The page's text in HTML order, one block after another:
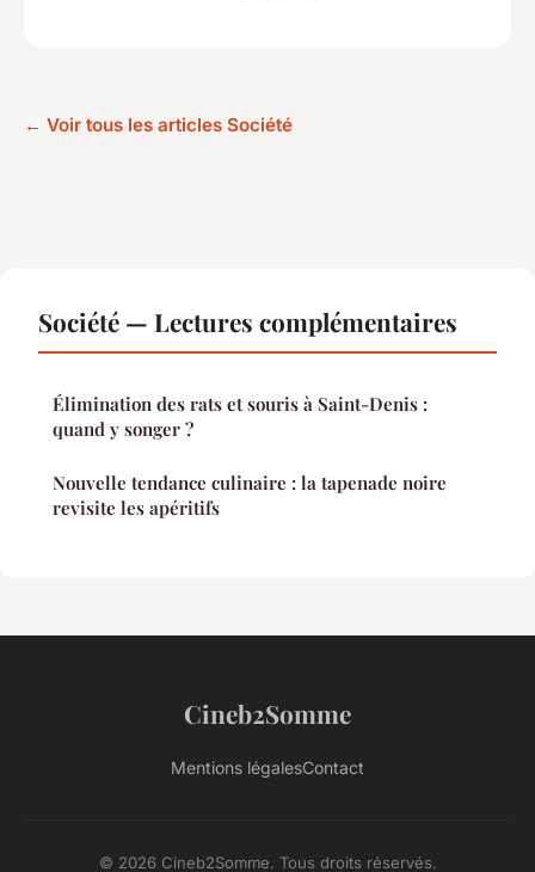
← Voir tous les articles Société
Société — Lectures complémentaires
Élimination des rats et souris à Saint-Denis :
quand y songer ?
Nouvelle tendance culinaire : la tapenade noire
revisite les apéritifs
Cineb2Somme
Mentions légalesContact
© 2026 Cineb2Somme. Tous droits réservés.